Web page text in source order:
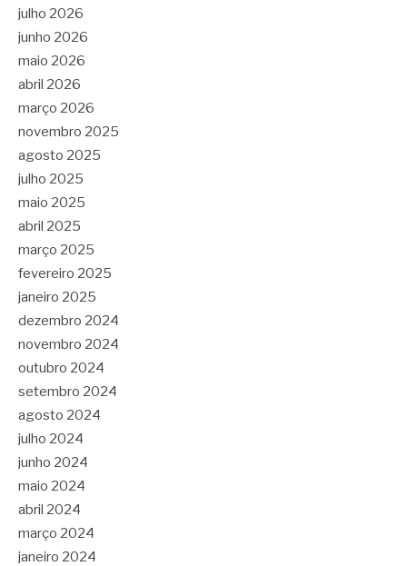
julho 2026
junho 2026
maio 2026
abril 2026
março 2026
novembro 2025
agosto 2025
julho 2025
maio 2025
abril 2025
março 2025
fevereiro 2025
janeiro 2025
dezembro 2024
novembro 2024
outubro 2024
setembro 2024
agosto 2024
julho 2024
junho 2024
maio 2024
abril 2024
março 2024
janeiro 2024